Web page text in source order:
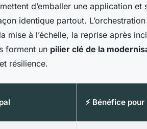
d’emballer une application et
identique partout.
mise à l’échelle, la reprise après
forment un pilier clé de la
résilience.
⚡ Bénéfice